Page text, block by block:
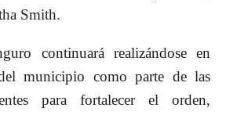
Smith.
continuará realizándose en
municipio como parte de las
para fortalecer el orden,